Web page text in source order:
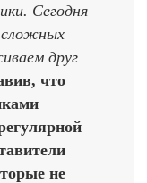
Сегодня
сложных
друг
что
не